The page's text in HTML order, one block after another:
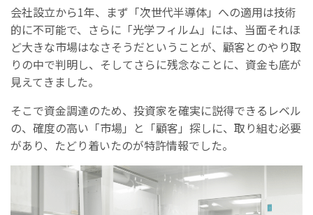
会社設立から1年、まず「次世代半導体」への適用は技術
的に不可能で、さらに「光学フィルム」には、当面それほ
ど大きな市場はなさそうだということが、顧客とのやり取
りの中で判明し、そしてさらに残念なことに、資金も底が
見えてきました。
そこで資金調達のため、投資家を確実に説得できるレベル
の、確度の高い「市場」と「顧客」探しに、取り組む必要
があり、たどり着いたのが特許情報でした。